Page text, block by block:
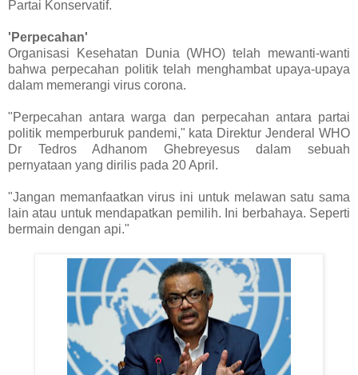
Partai Konservatif.
'Perpecahan'
Organisasi Kesehatan Dunia (WHO) telah mewanti-wanti
bahwa perpecahan politik telah menghambat upaya-upaya
dalam memerangi virus corona.
"Perpecahan antara warga dan perpecahan antara partai
politik memperburuk pandemi," kata Direktur Jenderal WHO
Dr Tedros Adhanom Ghebreyesus dalam sebuah
pernyataan yang dirilis pada 20 April.
"Jangan memanfaatkan virus ini untuk melawan satu sama
lain atau untuk mendapatkan pemilih. Ini berbahaya. Seperti
bermain dengan api."